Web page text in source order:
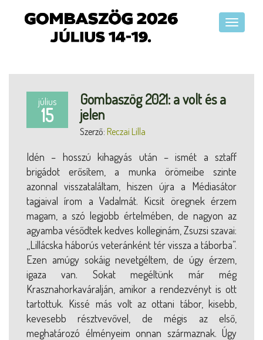
július
15
Gombaszög 2021: a volt és a
jelen
Szerző: Reczai Lilla
Idén – hosszú kihagyás után – ismét a sztaff
brigádot erősítem, a munka örömeibe szinte
azonnal visszataláltam, hiszen újra a Médiasátor
tagjaival írom a Vadalmát. Kicsit öregnek érzem
magam, a szó legjobb értelmében, de nagyon az
agyamba vésődtek kedves kolleginám, Zsuzsi szavai:
,,Lillácska háborús veteránként tér vissza a táborba”.
Ezen amúgy sokáig nevetgéltem, de úgy érzem,
igaza van. Sokat megéltünk már még
Krasznahorkaváralján, amikor a rendezvényt is ott
tartottuk. Kissé más volt az ottani tábor, kisebb,
kevesebb résztvevővel, de mégis az első,
meghatározó élményeim onnan származnak. Úgy